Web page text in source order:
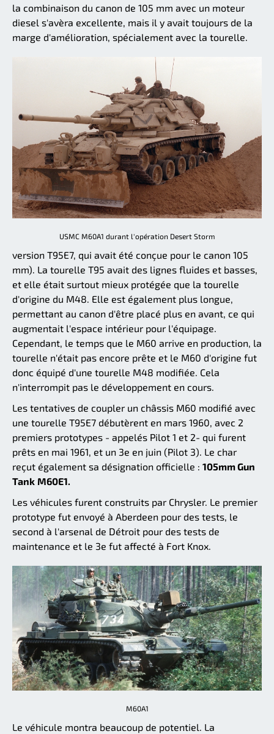
la combinaison du canon de 105 mm avec un moteur
diesel s'avèra excellente, mais il y avait toujours de la
marge d'amélioration, spécialement avec la tourelle.
USMC M60A1 durant l'opération Desert Storm
version T95E7, qui avait été conçue pour le canon 105
mm). La tourelle T95 avait des lignes fluides et basses,
et elle était surtout mieux protégée que la tourelle
d'origine du M48. Elle est également plus longue,
permettant au canon d'être placé plus en avant, ce qui
augmentait l'espace intérieur pour l'équipage.
Cependant, le temps que le M60 arrive en production, la
tourelle n'était pas encore prête et le M60 d'origine fut
donc équipé d'une tourelle M48 modifiée. Cela
n'interrompit pas le développement en cours.
Les tentatives de coupler un châssis M60 modifié avec
une tourelle T95E7 débutèrent en mars 1960, avec 2
premiers prototypes - appelés Pilot 1 et 2- qui furent
prêts en mai 1961, et un 3e en juin (Pilot 3). Le char
reçut également sa désignation officielle : 105mm Gun
Tank M60E1.
Les véhicules furent construits par Chrysler. Le premier
prototype fut envoyé à Aberdeen pour des tests, le
second à l'arsenal de Détroit pour des tests de
maintenance et le 3e fut affecté à Fort Knox.
M60A1
Le véhicule montra beaucoup de potentiel. La